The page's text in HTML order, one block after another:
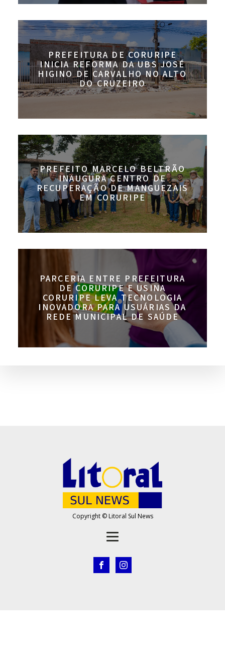
PREFEITURA DE CORURIPE
INICIA REFORMA DA UBS JOSÉ
HIGINO DE CARVALHO NO ALTO
DO CRUZEIRO
PREFEITO MARCELO BELTRÃO
INAUGURA CENTRO DE
RECUPERAÇÃO DE MANGUEZAIS
EM CORURIPE
PARCERIA ENTRE PREFEITURA
DE CORURIPE E USINA
CORURIPE LEVA TECNOLOGIA
INOVADORA PARA USUÁRIAS DA
REDE MUNICIPAL DE SAÚDE
Copyright © Litoral Sul News